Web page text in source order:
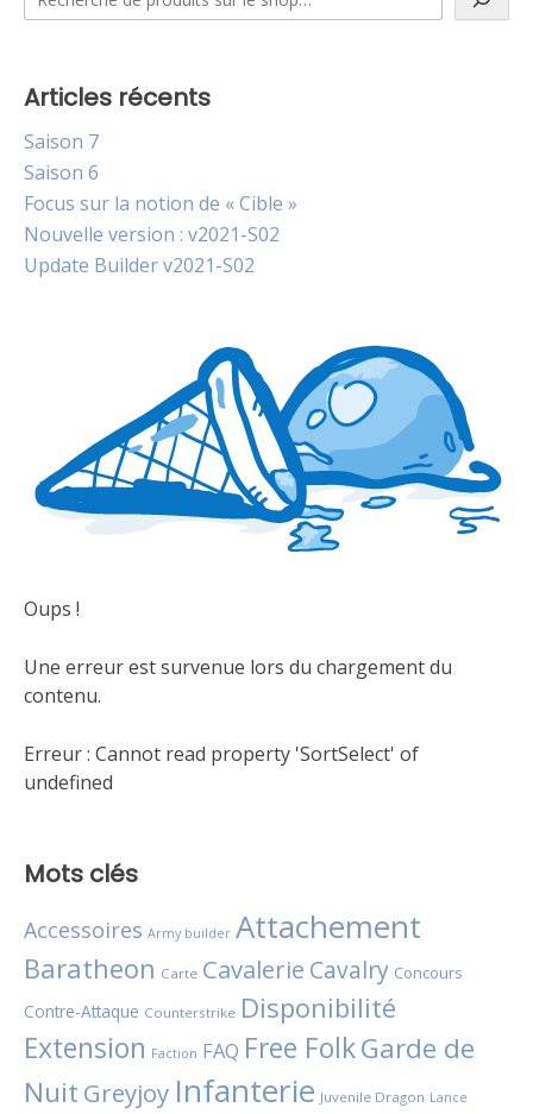
Articles récents
Saison 7
Saison 6
Focus sur la notion de « Cible »
Nouvelle version : v2021-S02
Update Builder v2021-S02
Oups !
Une erreur est survenue lors du chargement du
contenu.
Erreur : Cannot read property 'SortSelect' of
undefined
Mots clés
Accessoires Army builder Attachement
Baratheon Carte Cavalerie Cavalry Concours
Contre-Attaque Counterstrike Disponibilité
Extension Faction FAQ Free FolkGarde de
Nuit Greyjoy Infanterie Juvenile Dragon Lance